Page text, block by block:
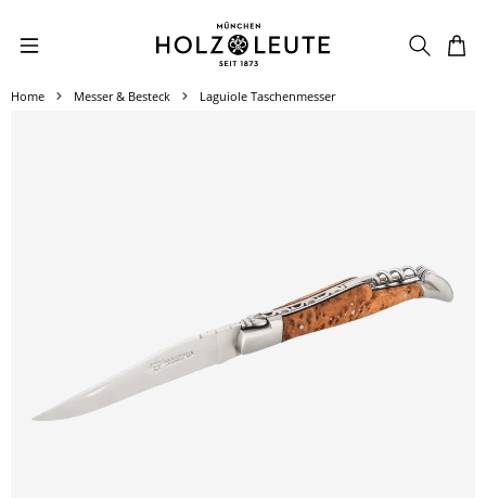
Zum Hauptinhalt springen
Home Messer & Besteck Laguiole Taschenmesser